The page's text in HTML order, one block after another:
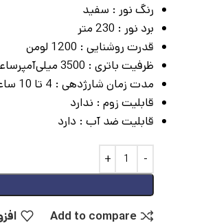
رنگ نور : سفید
برد نور : 230 متر
قدرت روشنایی : 1200 لومن
ظرفیت باتری : 3500 میلی‌آمپر‌ساعت
مدت زمان شارژدهی : 4 تا 10 ساعت
قابلیت زوم : ندارد
قابلیت ضد آب : دارد
Add to compare